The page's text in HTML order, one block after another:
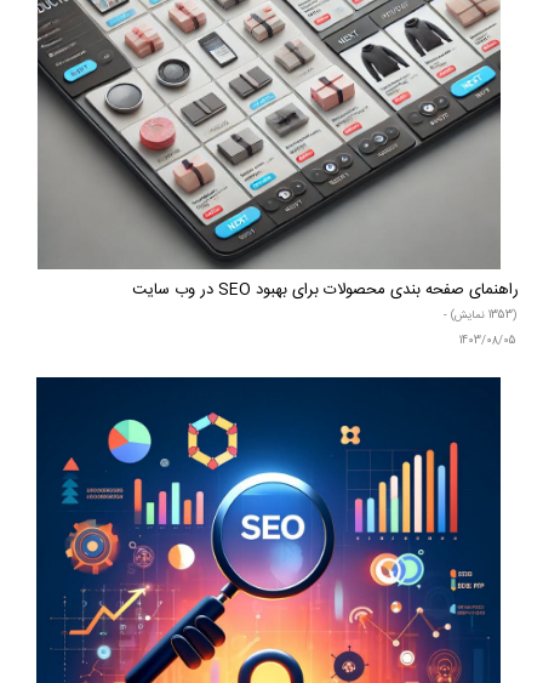
راهنمای صفحه بندی محصولات برای بهبود SEO در وب سایت
(1353 نمایش) -
1403/08/05